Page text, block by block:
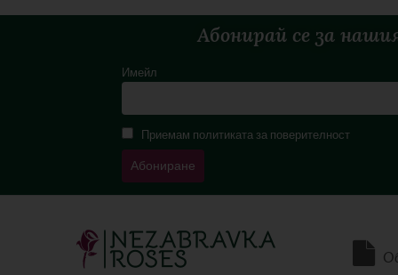
Абонирай се за
Имейл
Приемам политиката за поверителност